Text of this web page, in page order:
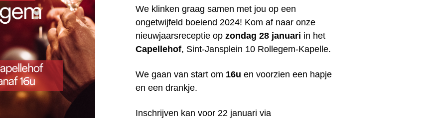
We klinken graag samen met jou op een
ongetwijfeld boeiend 2024! Kom af naar onze
nieuwjaarsreceptie op zondag 28 januari in het
Capellehof, Sint-Jansplein 10 Rollegem-Kapelle.
We gaan van start om 16u en voorzien een hapje
en een drankje.
Inschrijven kan voor 22 januari via